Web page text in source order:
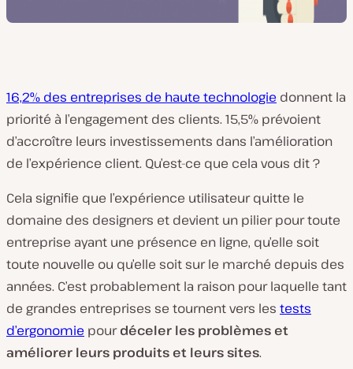
16,2% des entreprises de haute technologie donnent la
priorité à l’engagement des clients. 15,5% prévoient
d’accroître leurs investissements dans l’amélioration
de l’expérience client. Qu’est-ce que cela vous dit ?
Cela signifie que l’expérience utilisateur quitte le
domaine des designers et devient un pilier pour toute
entreprise ayant une présence en ligne, qu’elle soit
toute nouvelle ou qu’elle soit sur le marché depuis des
années. C’est probablement la raison pour laquelle tant
de grandes entreprises se tournent vers les tests
d’ergonomie pourdéceler les problèmes et
améliorer leurs produits et leurs sites.